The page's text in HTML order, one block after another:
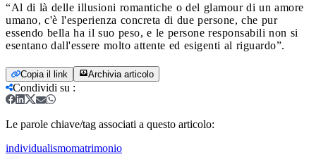
“Al di là delle illusioni romantiche o del glamour di un amore
umano, c'è l'esperienza concreta di due persone, che pur
essendo bella ha il suo peso, e le persone responsabili non si
esentano dall'essere molto attente ed esigenti al riguardo”.
Copia il link Archivia articolo
Condividi su :
Le parole chiave/tag associati a questo articolo:
individualismomatrimonio